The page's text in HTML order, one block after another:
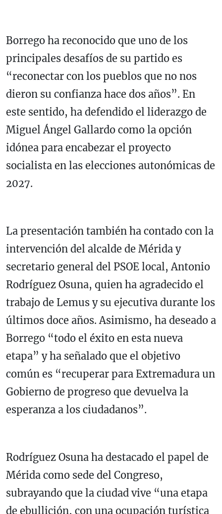
Borrego ha reconocido que uno de los
principales desafíos de su partido es
“reconectar con los pueblos que no nos
dieron su confianza hace dos años”. En
este sentido, ha defendido el liderazgo de
Miguel Ángel Gallardo como la opción
idónea para encabezar el proyecto
socialista en las elecciones autonómicas de
2027.
La presentación también ha contado con la
intervención del alcalde de Mérida y
secretario general del PSOE local, Antonio
Rodríguez Osuna, quien ha agradecido el
trabajo de Lemus y su ejecutiva durante los
últimos doce años. Asimismo, ha deseado a
Borrego “todo el éxito en esta nueva
etapa” y ha señalado que el objetivo
común es “recuperar para Extremadura un
Gobierno de progreso que devuelva la
esperanza a los ciudadanos”.
Rodríguez Osuna ha destacado el papel de
Mérida como sede del Congreso,
subrayando que la ciudad vive “una etapa
de ebullición, con una ocupación turística